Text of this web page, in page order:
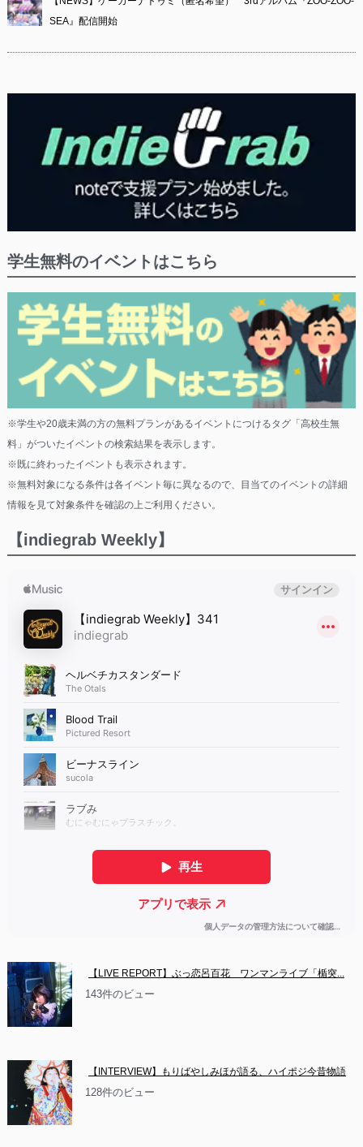
SEA』配信開始
学生無料のイベントはこちら
※学生や20歳未満の方の無料プランがあるイベントにつけるタグ「高校生無
料」がついたイベントの検索結果を表示します。
※既に終わったイベントも表示されます。
※無料対象になる条件は各イベント毎に異なるので、目当てのイベントの詳細
情報を見て対象条件を確認の上ご利用ください。
【indiegrab Weekly】
【LIVE REPORT】ぶっ恋呂百花　ワンマンライブ「楯突...
143件のビュー
【INTERVIEW】もりばやしみほが語る、ハイポジ今昔物語
128件のビュー